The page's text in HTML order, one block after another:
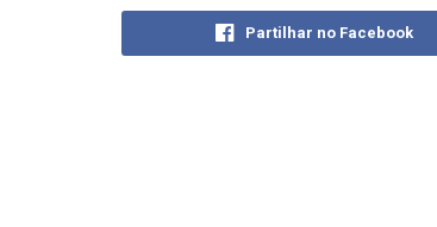
Partilhar no Facebook